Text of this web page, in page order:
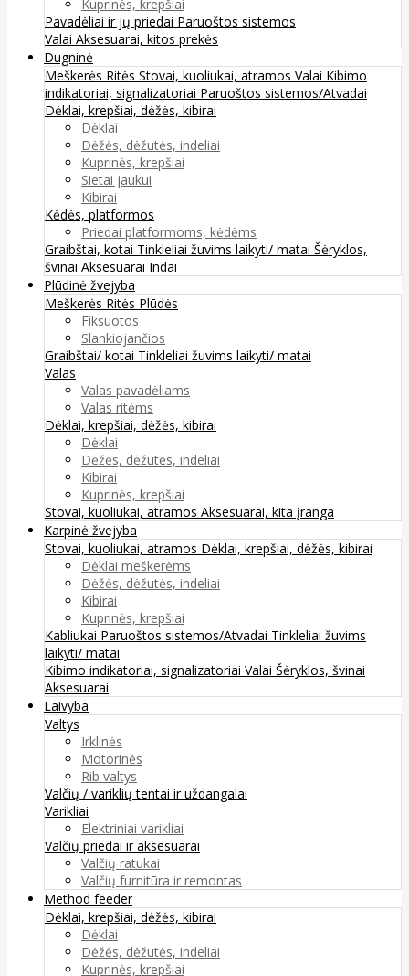
Kuprinės, krepšiai
Pavadėliai ir jų priedai Paruoštos sistemos
Valai Aksesuarai, kitos prekės
Dugninė
Meškerės Ritės Stovai, kuoliukai, atramos Valai Kibimo
indikatoriai, signalizatoriai Paruoštos sistemos/Atvadai
Dėklai, krepšiai, dėžės, kibirai
Dėklai
Dėžės, dėžutės, indeliai
Kuprinės, krepšiai
Sietai jaukui
Kibirai
Kėdės, platformos
Priedai platformoms, kėdėms
Graibštai, kotai Tinkleliai žuvims laikyti/ matai Šėryklos,
švinai Aksesuarai Indai
Plūdinė žvejyba
Meškerės Ritės Plūdės
Fiksuotos
Slankiojančios
Graibštai/ kotai Tinkleliai žuvims laikyti/ matai
Valas
Valas pavadėliams
Valas ritėms
Dėklai, krepšiai, dėžės, kibirai
Dėklai
Dėžės, dėžutės, indeliai
Kibirai
Kuprinės, krepšiai
Stovai, kuoliukai, atramos Aksesuarai, kita įranga
Karpinė žvejyba
Stovai, kuoliukai, atramos Dėklai, krepšiai, dėžės, kibirai
Dėklai meškerėms
Dėžės, dėžutės, indeliai
Kibirai
Kuprinės, krepšiai
Kabliukai Paruoštos sistemos/Atvadai Tinkleliai žuvims
laikyti/ matai
Kibimo indikatoriai, signalizatoriai Valai Šėryklos, švinai
Aksesuarai
Laivyba
Valtys
Irklinės
Motorinės
Rib valtys
Valčių / variklių tentai ir uždangalai
Varikliai
Elektriniai varikliai
Valčių priedai ir aksesuarai
Valčių ratukai
Valčių furnitūra ir remontas
Method feeder
Dėklai, krepšiai, dėžės, kibirai
Dėklai
Dėžės, dėžutės, indeliai
Kuprinės, krepšiai